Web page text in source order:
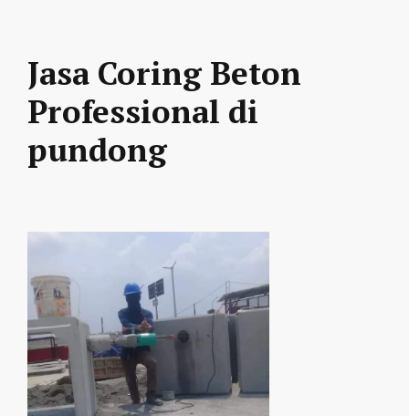
Jasa Coring Beton
Professional di
pundong